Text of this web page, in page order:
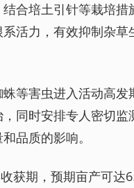
合培土引针等栽培措
活力，有效抑制杂草
等害虫进入活动高发
同时安排专人密切监
品质的影响。
获期，预期亩产可达